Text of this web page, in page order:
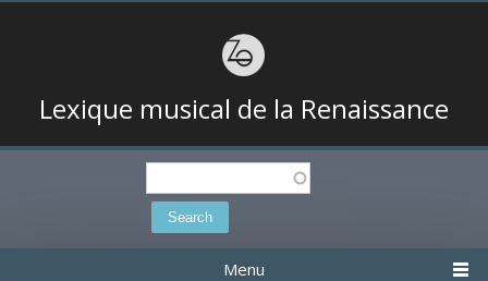
Lexique musical de la Renaissance
Search
Menu